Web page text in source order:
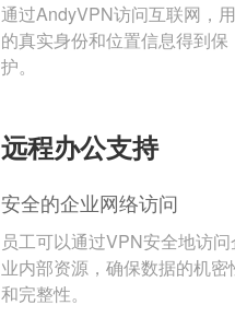
通过AndyVPN访问互联网，
的真实身份和位置信息得到保
护。
远程办公支持
安全的企业网络访问
员工可以通过VPN安全地访
业内部资源，确保数据的机密
和完整性。